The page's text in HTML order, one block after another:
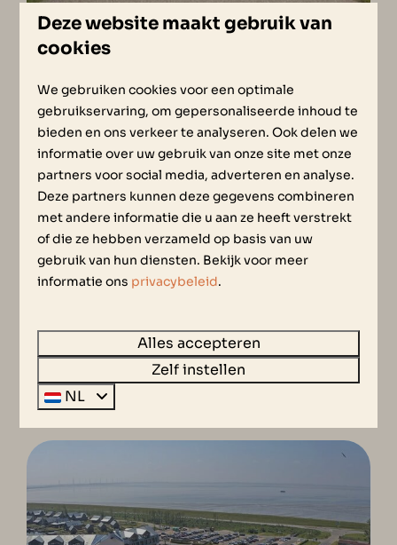
DAGVERHUUR
ACTIVITEITEN
Deze website maakt gebruik van
cookies
We gebruiken cookies voor een optimale
gebruikservaring, om gepersonaliseerde inhoud te
bieden en ons verkeer te analyseren. Ook delen we
informatie over uw gebruik van onze site met onze
partners voor social media, adverteren en analyse.
Deze partners kunnen deze gegevens combineren
met andere informatie die u aan ze heeft verstrekt
of die ze hebben verzameld op basis van uw
gebruik van hun diensten. Bekijk voor meer
informatie ons privacybeleid.
Alles accepteren
Zelf instellen
NL